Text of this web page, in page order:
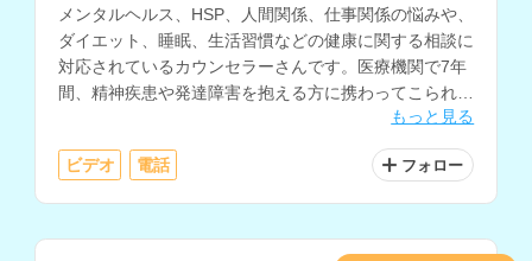
メンタルヘルス、HSP、人間関係、仕事関係の悩みや、
ダイエット、睡眠、生活習慣などの健康に関する相談に
対応されているカウンセラーさんです。医療機関で7年
間、精神疾患や発達障害を抱える方に携わってこられた
もっと見る
ビデオ 電話 フォロー